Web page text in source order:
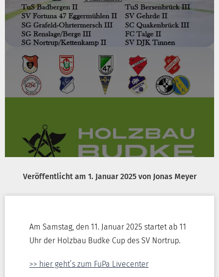
Veröffentlicht am 1. Januar 2025von Jonas Meyer
Am Samstag, den 11. Januar 2025 startet ab 11
Uhr der Holzbau Budke Cup des SV Nortrup.
>> hier geht’s zum FuPa Livecenter